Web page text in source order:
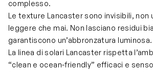
complesso.
Le texture Lancaster sono invisibili, non
leggere che mai. Non lasciano residui
garantiscono un’abbronzatura luminosa.
La linea di solari Lancaster rispetta
“clean e ocean-friendly” efficaci e